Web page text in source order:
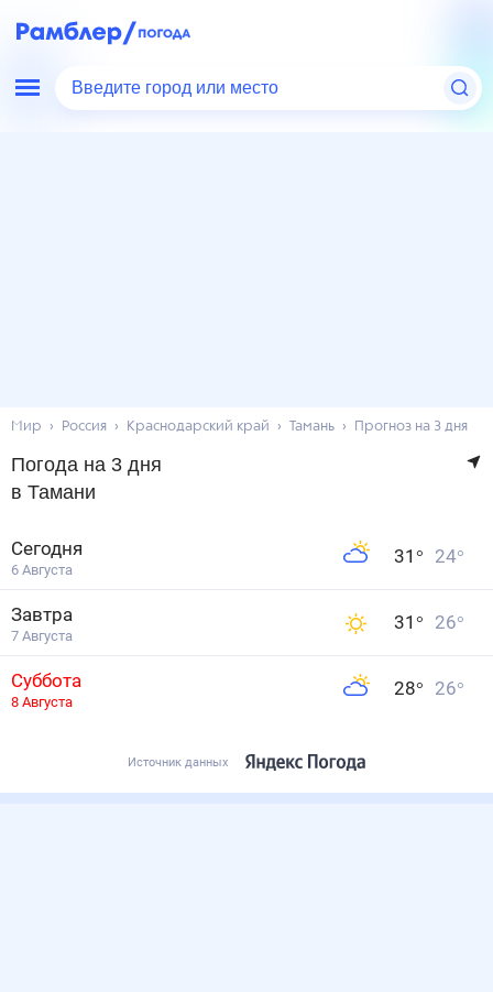
Введите город или место
Мир Россия Краснодарский край Тамань Прогноз на 3 дня
Погода на 3 дня
в Тамани
Сегодня
6 Августа
31 ° 24°
Завтра
7 Августа
31 ° 26°
Суббота
8 Августа
28° 26°
Источник данных